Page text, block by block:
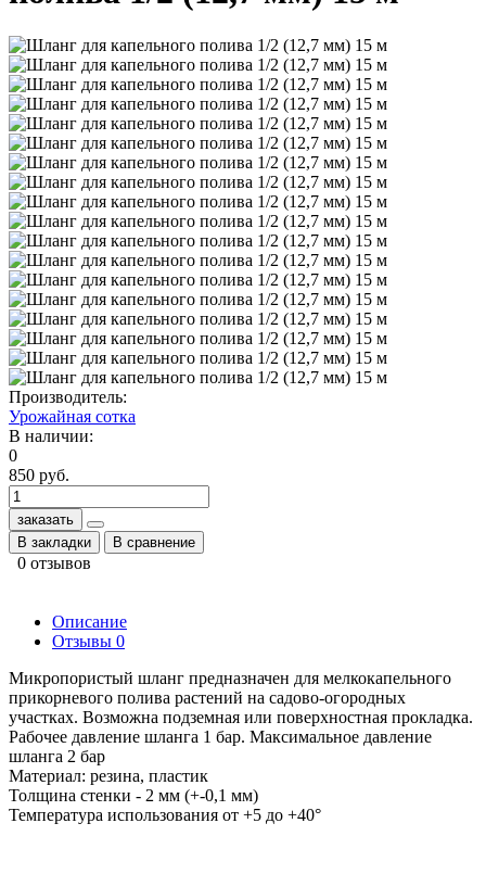
Производитель:
Урожайная сотка
В наличии:
0
850 руб.
заказать
В закладки
В сравнение
0 отзывов
Описание
Отзывы 0
Микропористый шланг предназначен для мелкокапельного
прикорневого полива растений на садово-огородных
участках. Возможна подземная или поверхностная прокладка.
Рабочее давление шланга 1 бар. Максимальное давление
шланга 2 бар
Материал: резина, пластик
Толщина стенки - 2 мм (+-0,1 мм)
Температура использования от +5 до +40°